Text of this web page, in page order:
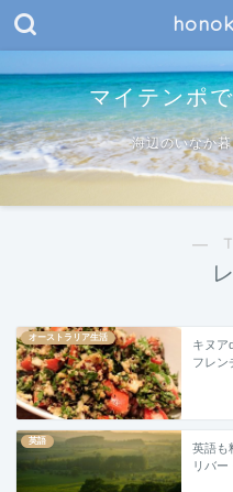
マイテンポ
海辺のいなか
―
オーストラリア生活
キヌア
フレン
英語
英語も
リバー